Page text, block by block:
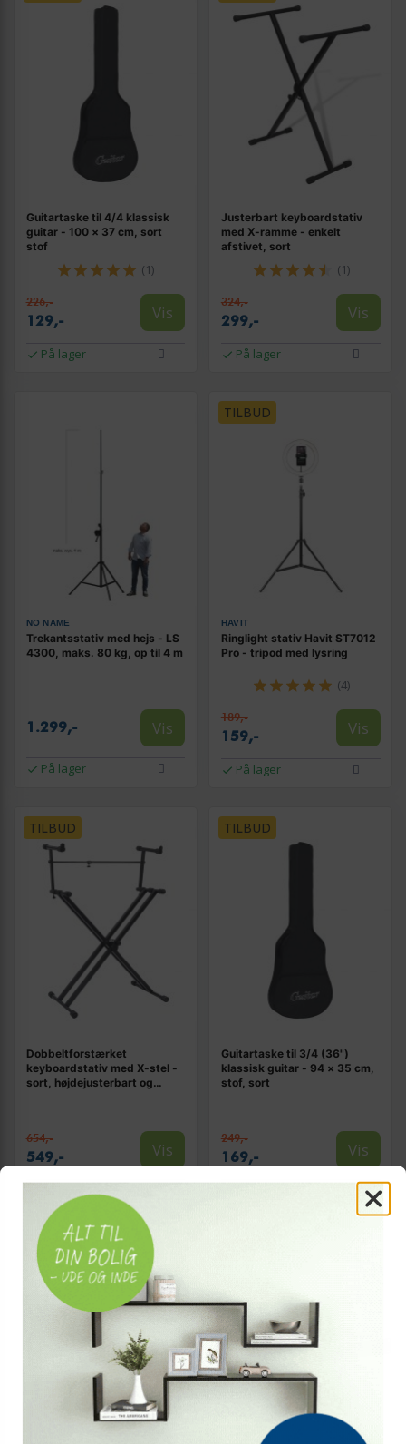
Guitartaske til 4/4 klassisk
guitar - 100 × 37 cm, sort
stof
(1)
226,-
129,- Vis
På lager
Justerbart keyboardstativ
med X-ramme - enkelt
afstivet, sort
(1)
324,-
299,- Vis
På lager
NO NAME
Trekantsstativ med hejs - LS
4300, maks. 80 kg, op til 4 m
1.299,- Vis
På lager
TILBUD
HAVIT
Ringlight stativ Havit ST7012
Pro - tripod med lysring
(4)
189,-
159,- Vis
På lager
TILBUD
Dobbeltforstærket
keyboardstativ med X-stel -
sort, højdejusterbart og
654,-
549,- Vis
På lager
TILBUD
Guitartaske til 3/4 (36")
klassisk guitar - 94 × 35 cm,
stof, sort
249,-
169,- Vis
TILBUD